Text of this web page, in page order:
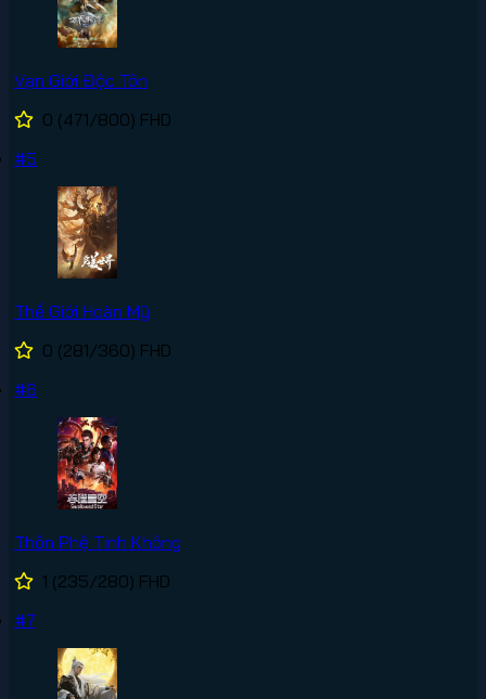
Vạn Giới Độc Tôn
0 (471/800) FHD
#5
Thế Giới Hoàn Mỹ
0 (281/360) FHD
#6
Thôn Phệ Tinh Không
1 (235/280) FHD
#7